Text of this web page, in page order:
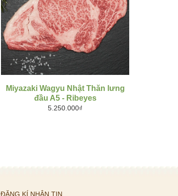
MUA HÀNG
Miyazaki Wagyu Nhật Thăn lưng
đầu A5 - Ribeyes
5.250.000₫
ĐĂNG KÍ NHẬN TIN